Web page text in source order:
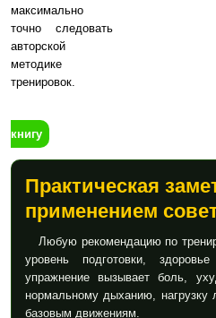
максимально
точно следовать
авторской
методике
тренировок.
книгу
Практическая
применением
Любую рекомендацию по
уровень подготовки,
упражнение вызывает боль,
нормальному дыханию, нагрузку
базовым движениям.